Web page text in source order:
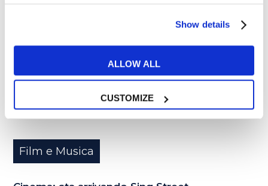
Show details
ALLOW ALL
CUSTOMIZE
NOV
Film e Musica